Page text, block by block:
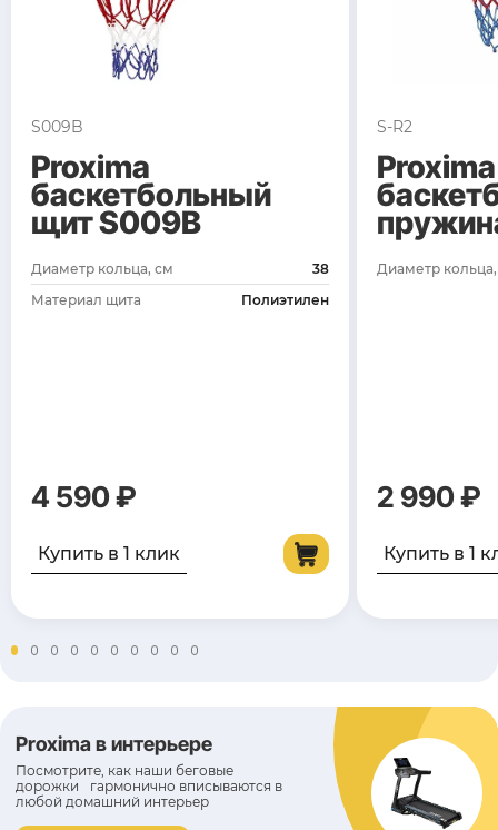
S009B
Proxima
баскетбольный
щит S009B
Диаметр кольца, см
38
Материал щита
Полиэтилен
4 590 ₽
Купить в 1 клик
S-R2
Диаметр
2 990 ₽
Купить в 1
Proxima в интерьере
Посмотрите, как наши беговые
дорожки гармонично вписываются в
любой домашний интерьер